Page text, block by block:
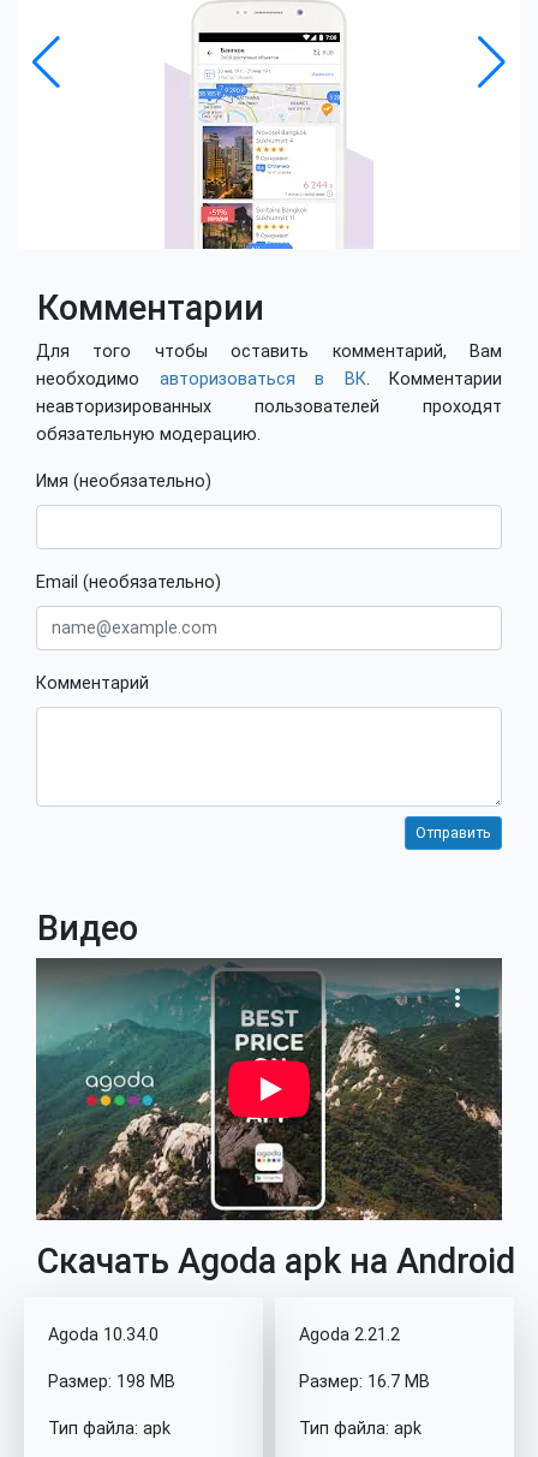
Комментарии
Для того чтобы оставить комментарий, Вам
необходимо авторизоваться в ВК. Комментарии
неавторизированных пользователей проходят
обязательную модерацию.
Имя (необязательно)
Email (необязательно)
Комментарий
Видео
Скачать Agoda apk на Android
Agoda 10.34.0
Размер: 198 MB
Тип файла: apk
Agoda 2.21.2
Размер: 16.7 MB
Тип файла: apk